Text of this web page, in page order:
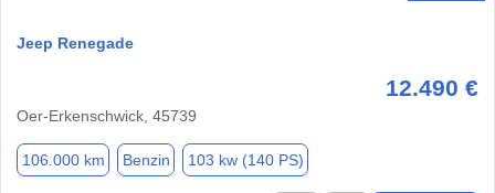
Jeep Renegade
12.490 €
Oer-Erkenschwick, 45739
106.000 km Benzin 103 kw (140 PS)